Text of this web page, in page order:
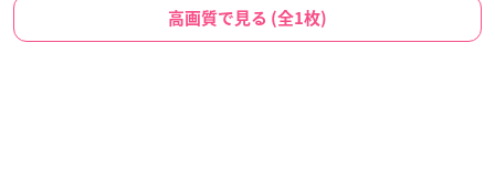
高画質で見る (全1枚)